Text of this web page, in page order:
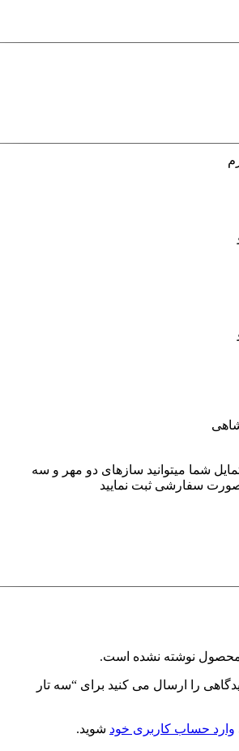
شما میتوانید سازهای دو مهر و سه
سفارشی ثبت نمایید
محصول نوشته نشده است.
را ارسال می کنید برای “سه تار
وارد حساب کاربری خود شوید.